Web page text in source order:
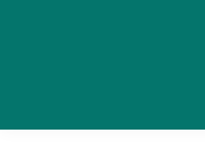
de